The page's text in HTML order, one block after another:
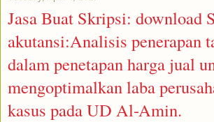
Jasa Buat Skripsi: download
akutansi:Analisis penerapan
dalam penetapan harga jual
mengoptimalkan laba
kasus pada UD Al-Amin.